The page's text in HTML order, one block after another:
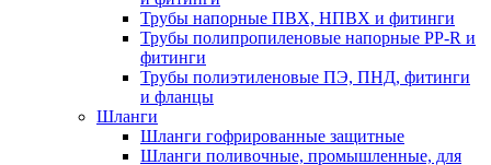
Трубы напорные ПВХ, НПВХ и фитинги
Трубы полипропиленовые напорные PP-R и
фитинги
Трубы полиэтиленовые ПЭ, ПНД, фитинги
и фланцы
Шланги
Шланги гофрированные защитные
Шланги поливочные, промышленные, для